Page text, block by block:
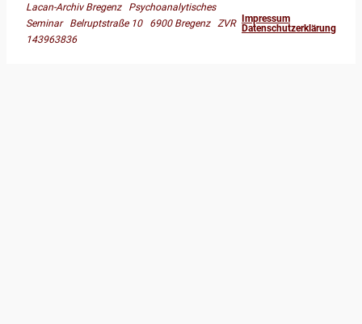
Lacan-Archiv Bregenz Psychoanalytisches
Seminar Belruptstraße 10 6900 Bregenz ZVR
143963836
Impressum
Datenschutzerklärung